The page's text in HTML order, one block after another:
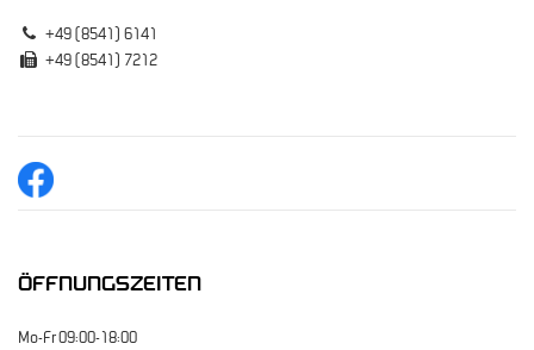
+49 (8541) 6141
+49 (8541) 7212
ÖFFNUNGSZEITEN
Mo-Fr 09:00-18:00